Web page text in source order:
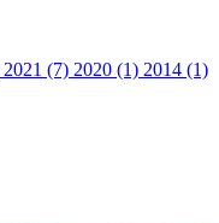
2021 (7) 2020 (1) 2014 (1)